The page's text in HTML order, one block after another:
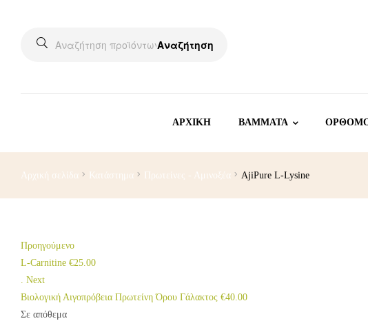
Αναζήτηση
ΑΡΧΙΚΗ BAMMATA
Αρχική σελίδα Κατάστημα Πρωτείνες - Αμινοξέα AjiPure L-Lysine
Προηγούμενο
L-Carnitine €25.00
. Next
Βιολογική Αιγοπρόβεια Πρωτείνη Όρου Γάλακτος €40.00
Σε απόθεμα